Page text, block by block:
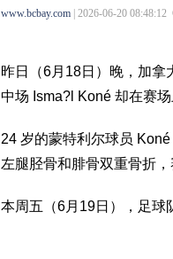
www.bcbay.com | 2026-06-20 08:48:12
昨日（6月18日）晚，加拿
中场 Isma?l Koné 却在赛场
24 岁的蒙特利尔球员
左腿胫骨和腓骨双重骨折
本周五（6月19日），足球